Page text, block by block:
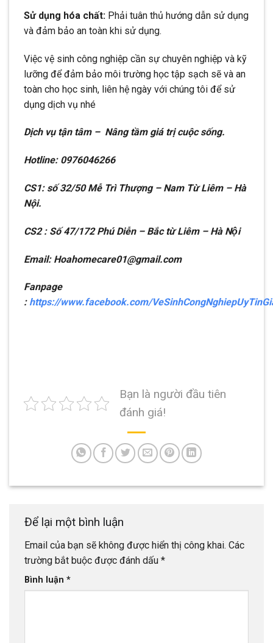
Sử dụng hóa chất: Phải tuân thủ hướng dẫn sử dụng
và đảm bảo an toàn khi sử dụng.
Việc vệ sinh công nghiệp cần sự chuyên nghiệp và kỹ
lưỡng để đảm bảo môi trường học tập sạch sẽ và an
toàn cho học sinh, liên hệ ngày với chúng tôi để sử
dụng dịch vụ nhé
Dịch vụ tận tâm – Nâng tầm giá trị cuộc sống.
Hotline: 0976046266
CS1: số 32/50 Mễ Trì Thượng – Nam Từ Liêm – Hà
Nội.
CS2 : Số 47/172 Phú Diễn – Bắc từ Liêm – Hà Nội
Email: Hoahomecare01@gmail.com
Fanpage
:https://www.facebook.com/
Bạn là người đầu tiên
đánh giá!
Để lại một bình luận
Email của bạn sẽ không được hiển thị công khai. Các
trường bắt buộc được đánh dấu *
Bình luận *